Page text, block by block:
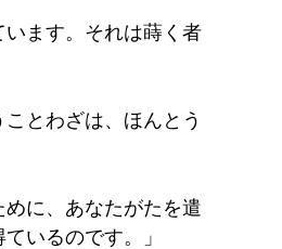
ます。それは蒔く者
とわざは、ほんとう
に、あなたがたを遣
いるのです。」